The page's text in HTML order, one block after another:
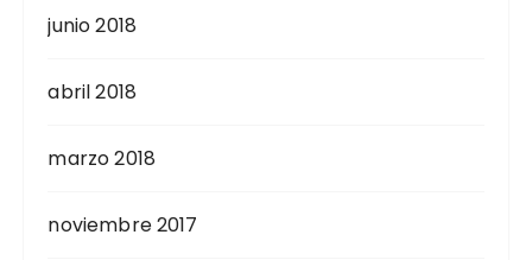
junio 2018
abril 2018
marzo 2018
noviembre 2017